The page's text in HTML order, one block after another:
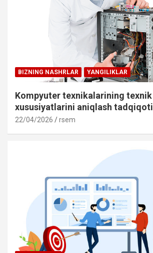
BIZNING NASHRLAR YANGILIKLAR
Kompyuter texnikalarining texnik
xususiyatlarini aniqlash tadqiqoti
22/04/2026 rsem